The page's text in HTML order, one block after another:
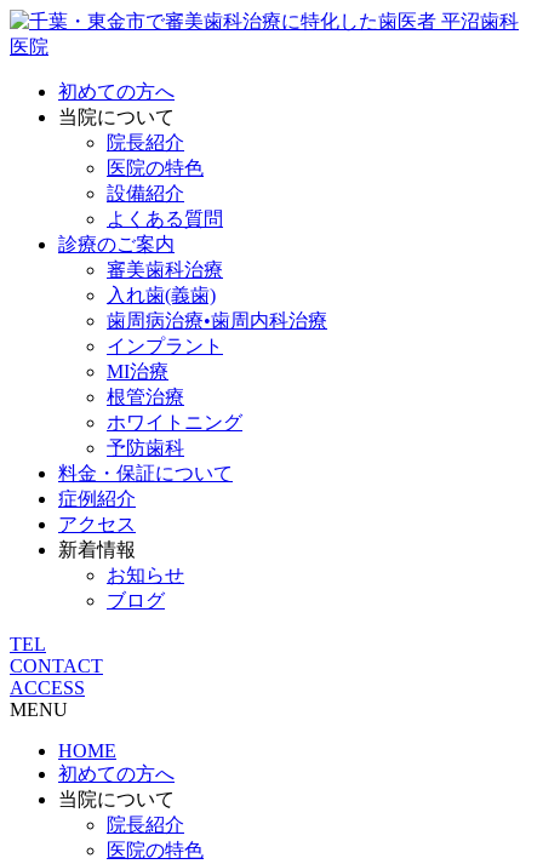
初めての方へ
当院について
院長紹介
医院の特色
設備紹介
よくある質問
診療のご案内
審美歯科治療
入れ歯(義歯)
歯周病治療•歯周内科治療
インプラント
MI治療
根管治療
ホワイトニング
予防歯科
料金・保証について
症例紹介
アクセス
新着情報
お知らせ
ブログ
TEL
CONTACT
ACCESS
MENU
HOME
初めての方へ
当院について
院長紹介
医院の特色